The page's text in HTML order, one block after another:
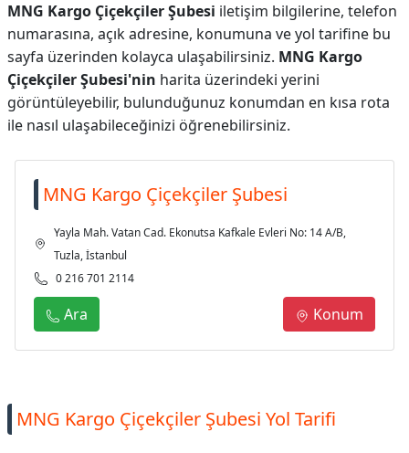
MNG Kargo Çiçekçiler Şubesi iletişim bilgilerine, telefon
numarasına, açık adresine, konumuna ve yol tarifine bu
sayfa üzerinden kolayca ulaşabilirsiniz. MNG Kargo
Çiçekçiler Şubesi'nin harita üzerindeki yerini
görüntüleyebilir, bulunduğunuz konumdan en kısa rota
ile nasıl ulaşabileceğinizi öğrenebilirsiniz.
MNG Kargo Çiçekçiler Şubesi
Yayla Mah. Vatan Cad. Ekonutsa Kafkale Evleri No: 14 A/B,
Tuzla, İstanbul
0 216 701 2114
Ara Konum
MNG Kargo Çiçekçiler Şubesi Yol Tarifi